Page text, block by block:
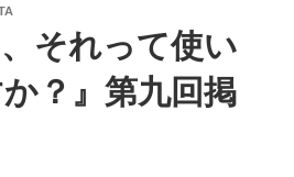
、それって使い
？』第九回掲